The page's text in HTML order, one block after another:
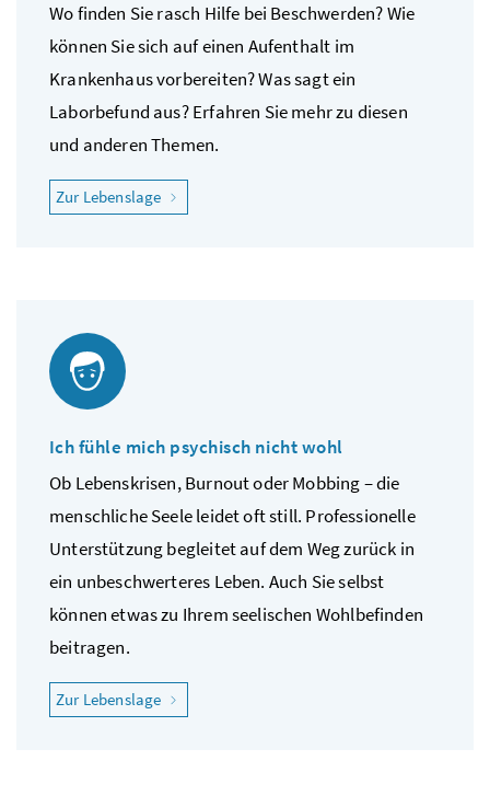
Wo finden Sie rasch Hilfe bei Beschwerden? Wie
können Sie sich auf einen Aufenthalt im
Krankenhaus vorbereiten? Was sagt ein
Laborbefund aus? Erfahren Sie mehr zu diesen
und anderen Themen.
Zur Lebenslage "Ich fühle mich krank"
Ich fühle mich psychisch nicht wohl
Ob Lebenskrisen, Burnout oder Mobbing – die
menschliche Seele leidet oft still. Professionelle
Unterstützung begleitet auf dem Weg zurück in
ein unbeschwerteres Leben. Auch Sie selbst
können etwas zu Ihrem seelischen Wohlbefinden
beitragen.
Zur Lebenslage "Ich fühle mich psychisch nicht wohl"